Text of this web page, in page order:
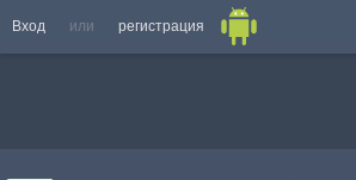
Вход или регистрация